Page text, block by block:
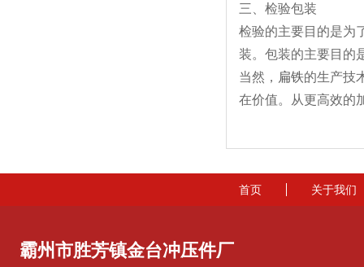
三、检验包装
检验的主要目的是为
装。包装的主要目的
当然， 扁铁的生产技
在价值。从更高效的
首页 关于我们
霸州市胜芳镇金台冲压件厂